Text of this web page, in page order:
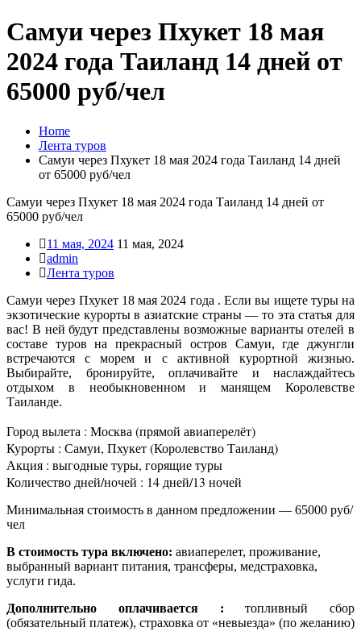
Самуи через Пхукет 18 мая
2024 года Таиланд 14 дней от
65000 руб/чел
Home
Лента туров
Самуи через Пхукет 18 мая 2024 года Таиланд 14 дней
от 65000 руб/чел
Самуи через Пхукет 18 мая 2024 года Таиланд 14 дней от
65000 руб/чел
11 мая, 2024 11 мая, 2024
admin
Лента туров
Самуи через Пхукет 18 мая 2024 года . Если вы ищете туры на
экзотические курорты в азиатские страны — то эта статья для
вас! В ней будут представлены возможные варианты отелей в
составе туров на прекрасный остров Самуи, где джунгли
встречаются с морем и с активной курортной жизнью.
Выбирайте, бронируйте, оплачивайте и наслаждайтесь
отдыхом в необыкновенном и манящем Королевстве
Таиланде.
Город вылета : Москва (прямой авиаперелёт)
Курорты : Самуи, Пхукет (Королевство Таиланд)
Акция : выгодные туры, горящие туры
Количество дней/ночей : 14 дней/13 ночей
Минимальная стоимость в данном предложении — 65000 руб/
чел
В стоимость тура включено: авиаперелет, проживание,
выбранный вариант питания, трансферы, медстраховка,
услуги гида.
Дополнительно оплачивается : топливный сбор
(обязательный платеж), страховка от «невыезда» (по желанию)